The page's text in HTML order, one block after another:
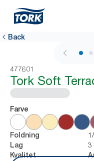
Back
477601
Tork Soft
Farve
Foldning
Lag 3
Kvalitet